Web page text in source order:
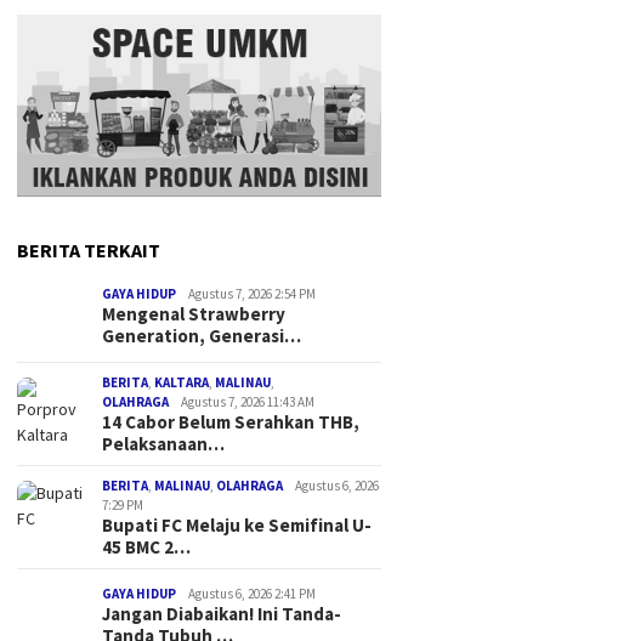
BERITA TERKAIT
GAYA HIDUP Agustus 7, 2026 2:54 PM
Mengenal Strawberry
Generation, Generasi…
BERITA KALTARA MALINAU
OLAHRAGA
Agustus 7, 2026 11:43 AM
14 Cabor Belum Serahkan THB,
Pelaksanaan…
BERITA MALINAU OLAHRAGA
Agustus 6, 2026
7:29 PM
Bupati FC Melaju ke Semifinal U-
45 BMC 2…
GAYA HIDUP Agustus 6, 2026 2:41 PM
Jangan Diabaikan! Ini Tanda-
Tanda Tubuh …